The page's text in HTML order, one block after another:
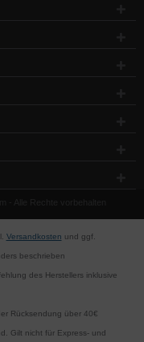
- Alle Rechte vorbehalten
Versandkosten und ggf.
beschrieben
des Herstellers inklusive
Rücksendung über 40€
Gilt nicht für Express- und